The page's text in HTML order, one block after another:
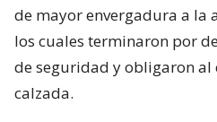
de mayor envergadura a la
los cuales terminaron por
de seguridad y obligaron al
calzada.